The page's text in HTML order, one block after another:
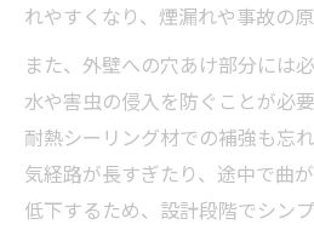
れやすくなり、煙漏れや事故の原
また、外壁への穴あけ部分には
水や害虫の侵入を防ぐことが必
耐熱シーリング材での補強も忘
気経路が長すぎたり、途中で曲
低下するため、設計段階でシン